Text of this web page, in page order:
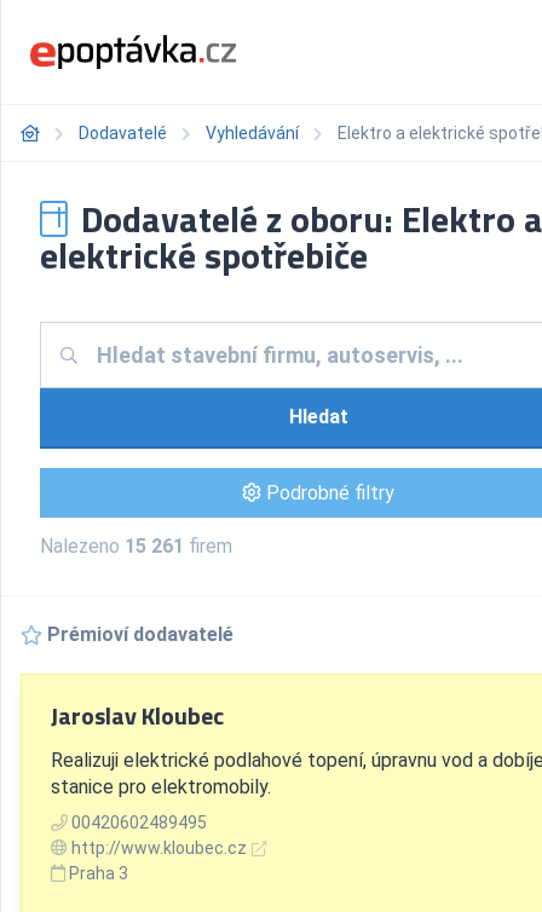
Dodavatelé Vyhledávání Elektro a elektrické
Dodavatelé z oboru: Elektro a
elektrické spotřebiče
Hledat
Podrobné filtry
Nalezeno 15 261 firem
Prémioví dodavatelé
Jaroslav Kloubec
Realizuji elektrické podlahové topení, úpravnu vod a
stanice pro elektromobily.
00420602489495
http://www.kloubec.cz
Praha 3